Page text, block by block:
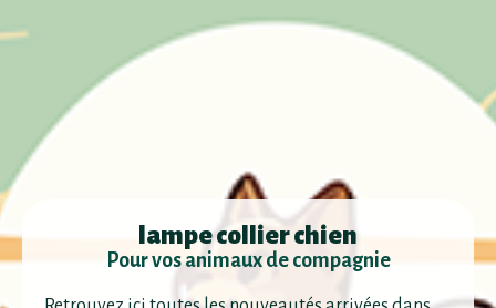
lampe collier chien
Pour vos animaux de compagnie